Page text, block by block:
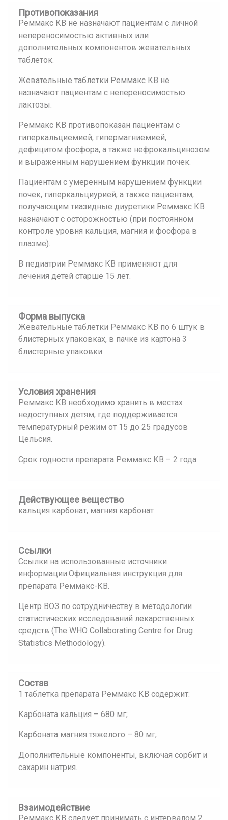
Противопоказания
Реммакс КВ не назначают пациентам с личной
непереносимостью активных или
дополнительных компонентов жевательных
таблеток.
Жевательные таблетки Реммакс КВ не
назначают пациентам с непереносимостью
лактозы.
Реммакс КВ противопоказан пациентам с
гиперкальциемией, гипермагниемией,
дефицитом фосфора, а также нефрокальцинозом
и выраженным нарушением функции почек.
Пациентам с умеренным нарушением функции
почек, гиперкальциурией, а также пациентам,
получающим тиазидные диуретики Реммакс КВ
назначают с осторожностью (при постоянном
контроле уровня кальция, магния и фосфора в
плазме).
В педиатрии Реммакс КВ применяют для
лечения детей старше 15 лет.
Форма выпуска
Жевательные таблетки Реммакс КВ по 6 штук в
блистерных упаковках, в пачке из картона 3
блистерные упаковки.
Условия хранения
Реммакс КВ необходимо хранить в местах
недоступных детям, где поддерживается
температурный режим от 15 до 25 градусов
Цельсия.
Срок годности препарата Реммакс КВ – 2 года.
Действующее вещество
кальция карбонат, магния карбонат
Ссылки
Ссылки на использованные источники
информации.Официальная инструкция для
препарата Реммакс-КВ.
Центр ВОЗ по сотрудничеству в методологии
статистических исследований лекарственных
средств (The WHO Collaborating Centre for Drug
Statistics Methodology).
Состав
1 таблетка препарата Реммакс КВ содержит:
Карбоната кальция – 680 мг;
Карбоната магния тяжелого – 80 мг;
Дополнительные компоненты, включая сорбит и
сахарин натрия.
Взаимодействие